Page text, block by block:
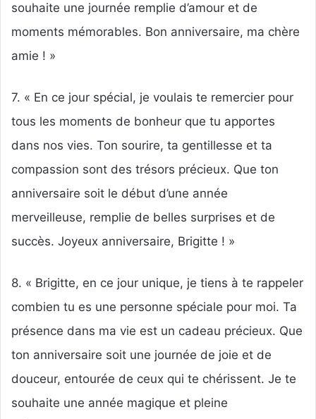
souhaite une journée remplie d’amour et de
moments mémorables. Bon anniversaire, ma chère
amie ! »
7. « En ce jour spécial, je voulais te remercier pour
tous les moments de bonheur que tu apportes
dans nos vies. Ton sourire, ta gentillesse et ta
compassion sont des trésors précieux. Que ton
anniversaire soit le début d’une année
merveilleuse, remplie de belles surprises et de
succès. Joyeux anniversaire, Brigitte ! »
8. « Brigitte, en ce jour unique, je tiens à te rappeler
combien tu es une personne spéciale pour moi. Ta
présence dans ma vie est un cadeau précieux. Que
ton anniversaire soit une journée de joie et de
douceur, entourée de ceux qui te chérissent. Je te
souhaite une année magique et pleine